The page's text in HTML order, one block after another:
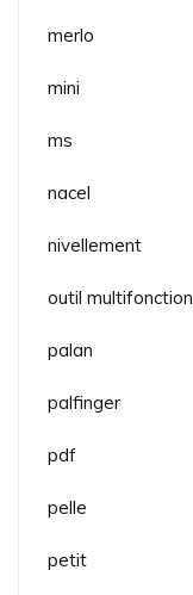
merlo
mini
ms
nacel
nivellement
outil multifonction
palan
palfinger
pdf
pelle
petit